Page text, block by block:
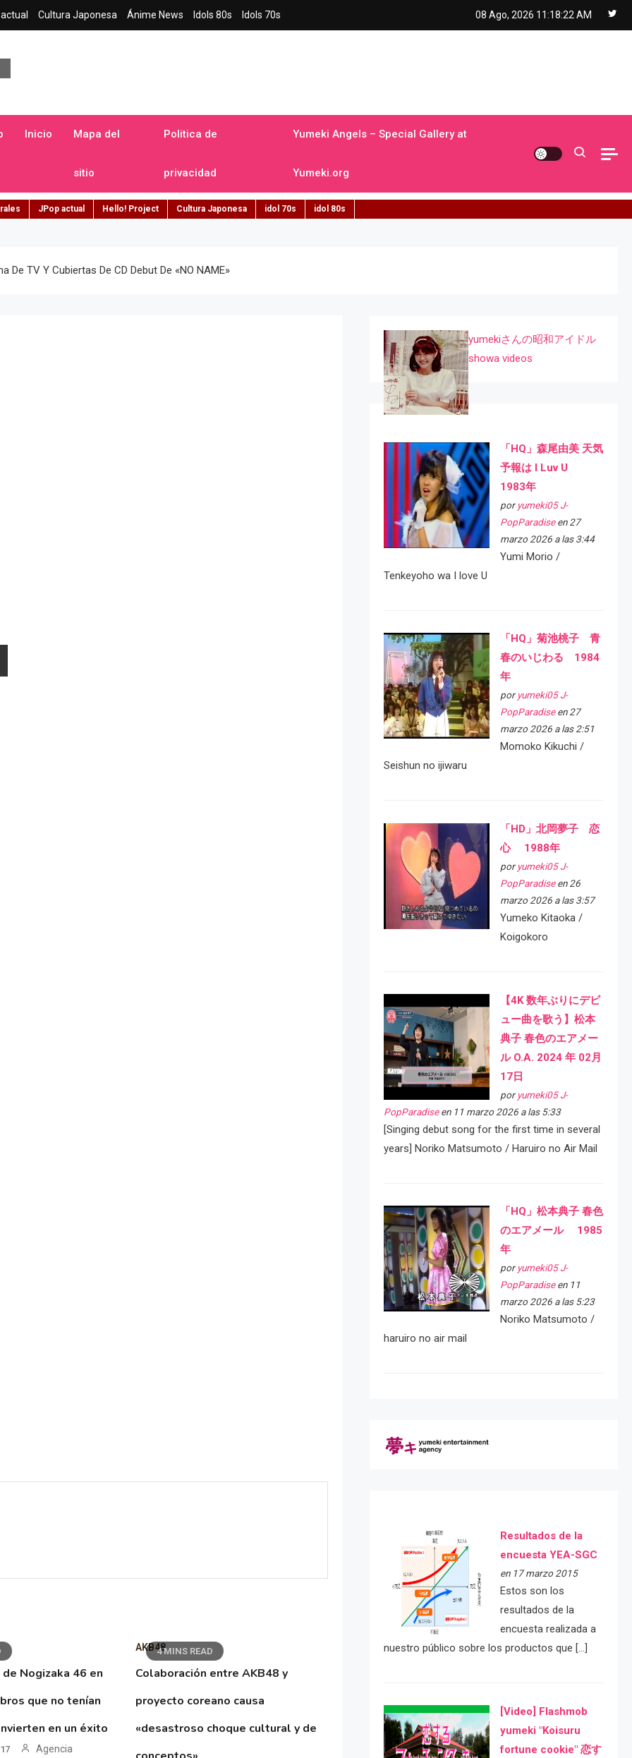
Cultura Japonesa Ánime News Idols 80s Idols 70s 08 Ago, 2026 11:18:23 AM
Inicio Mapa del
sitio
Politica de
privacidad
Yumeki Angels – Special Gallery at
Yumeki.org
JPop actual Hello! Project Cultura Japonesa idol 70s idol 80s
De TV Y Cubiertas De CD Debut De «NO NAME»
Nogizaka 46 en
que no tenían
en un éxito
Agencia
4 MINS READ
AKB48
Colaboración entre AKB48 y
proyecto coreano causa
«desastroso choque cultural y de
yumekiさんの昭和アイドル
showa videos
「HQ」森尾由美 天気
予報は I Luv U
1983年
por yumeki05 J-
PopParadiseen 27
marzo 2026 a las 3:44
Yumi Morio /
Tenkeyoho wa I love U
「HQ」菊池桃子 青
春のいじわる 1984
年
por yumeki05 J-
PopParadiseen 27
marzo 2026 a las 2:51
Momoko Kikuchi /
Seishun no ijiwaru
「HD」北岡夢子 恋
心 1988年
por yumeki05 J-
PopParadiseen 26
marzo 2026 a las 3:57
Yumeko Kitaoka /
Koigokoro
【4K 数年ぶりにデビ
ュー曲を歌う】松本
典子 春色のエアメー
ル O.A. 2024 年 02月
17日
por yumeki05 J-
PopParadiseen 11 marzo 2026 a las 5:33
[Singing debut song for the first time in several
years] Noriko Matsumoto / Haruiro no Air Mail
「HQ」松本典子 春色
のエアメール 1985
年
por yumeki05 J-
PopParadiseen 11
marzo 2026 a las 5:23
Noriko Matsumoto /
haruiro no air mail
Resultados de la
encuesta YEA-SGC
en 17 marzo 2015
Estos son los
resultados de la
encuesta realizada a
nuestro público sobre los productos que […]
[Video] Flashmob
yumeki "Koisuru
fortune cookie" 恋す